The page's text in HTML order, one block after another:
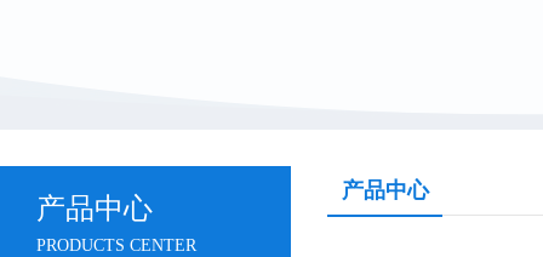
产品中心
PRODUCTS CENTER
产品中心